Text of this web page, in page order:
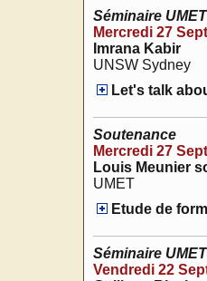
Séminaire UMET
Mercredi 27
Imrana Kabir
UNSW Sydney
Let's talk
Soutenance
Mercredi 27
Louis Meunier
UMET
Etude de
Séminaire UMET
Vendredi 22